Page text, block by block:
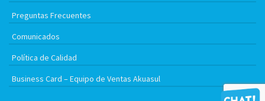
Preguntas Frecuentes
Comunicados
Política de Calidad
Business Card – Equipo de Ventas Akuasul